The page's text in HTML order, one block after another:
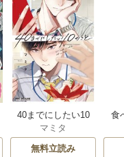
40までにしたい10
のこと
マミタ
無料立読み
食